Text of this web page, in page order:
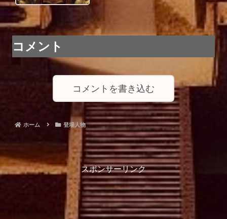
コメント
コメントを書き込む
ホーム 登場人物
スポンサーリンク